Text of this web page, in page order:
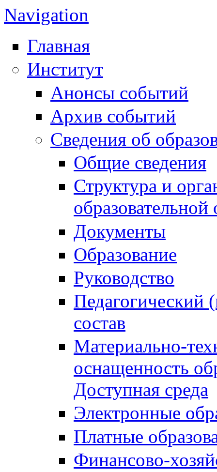
Navigation
Главная
Институт
Анонсы событий
Архив событий
Сведения об
Общие сведения
Структура и
образовательной
Документы
Образование
Руководство
Педагогический
состав
Материально-
оснащенность
Доступная среда
Электронные
Платные
Финансово-